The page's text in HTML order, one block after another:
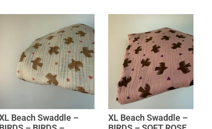
Beach Swaddle –
XL Beach Swaddle –